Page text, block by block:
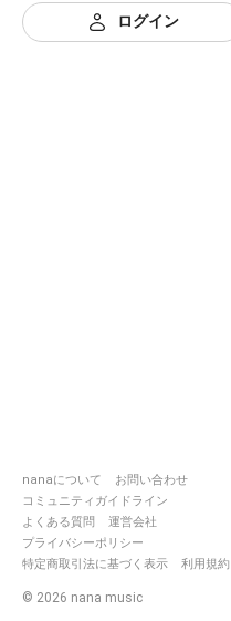
ログイン
nanaについて
お問い合わせ
コミュニティガイドライン
よくある質問
運営会社
プライバシーポリシー
特定商取引法に基づく表示
利用規約
© 2026 nana music